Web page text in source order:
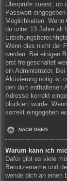
Überprüfe zuerst, ob
Passwort
Möglichkeiten. Wenn
du unter 13 Jahre alt
Wenn dies nicht der
werden. Bei einigen
erst freigeschaltet
ein Administrator.
Aktivierung nötig ist
den dort enthaltenen
Adresse korrekt
blockiert wurde.
korrekt eingegeben
NACH OBEN
Warum kann ich
Dafür gibt es viele
Benutzername und
wende dich an einen